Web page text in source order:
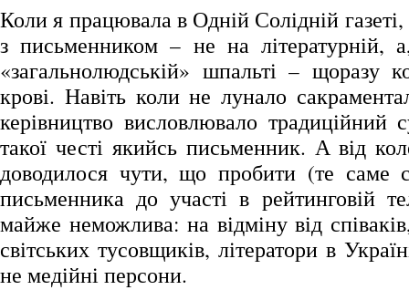
Коли я працювала в Одній Солідній
з письменником – не на літературній,
«загальнолюдській» шпальті – щоразу
крові. Навіть коли не лунало
керівництво висловлювало традиційний
такої честі якийсь письменник. А від
доводилося чути, що пробити (те саме
письменника до участі в рейтинговій
майже неможлива: на відміну від
світських тусовщиків, літератори в
не медійні персони.